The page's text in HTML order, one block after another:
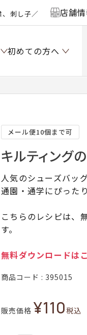
刺し子／ 店舗
初めての方へ
メール便10個まで可
キルティング
人気のシューズバッ
通園・通学にぴったり
こちらのレシピは、
す。
無料ダウンロードは
商品コード 395015
販売価格 ¥110税込